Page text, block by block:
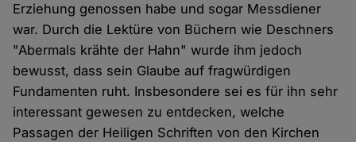
Erziehung genossen habe und sogar Messdiener
war. Durch die Lektüre von Büchern wie Deschners
"Abermals krähte der Hahn" wurde ihm jedoch
bewusst, dass sein Glaube auf fragwürdigen
Fundamenten ruht. Insbesondere sei es für ihn sehr
interessant gewesen zu entdecken, welche
Passagen der Heiligen Schriften von den Kirchen